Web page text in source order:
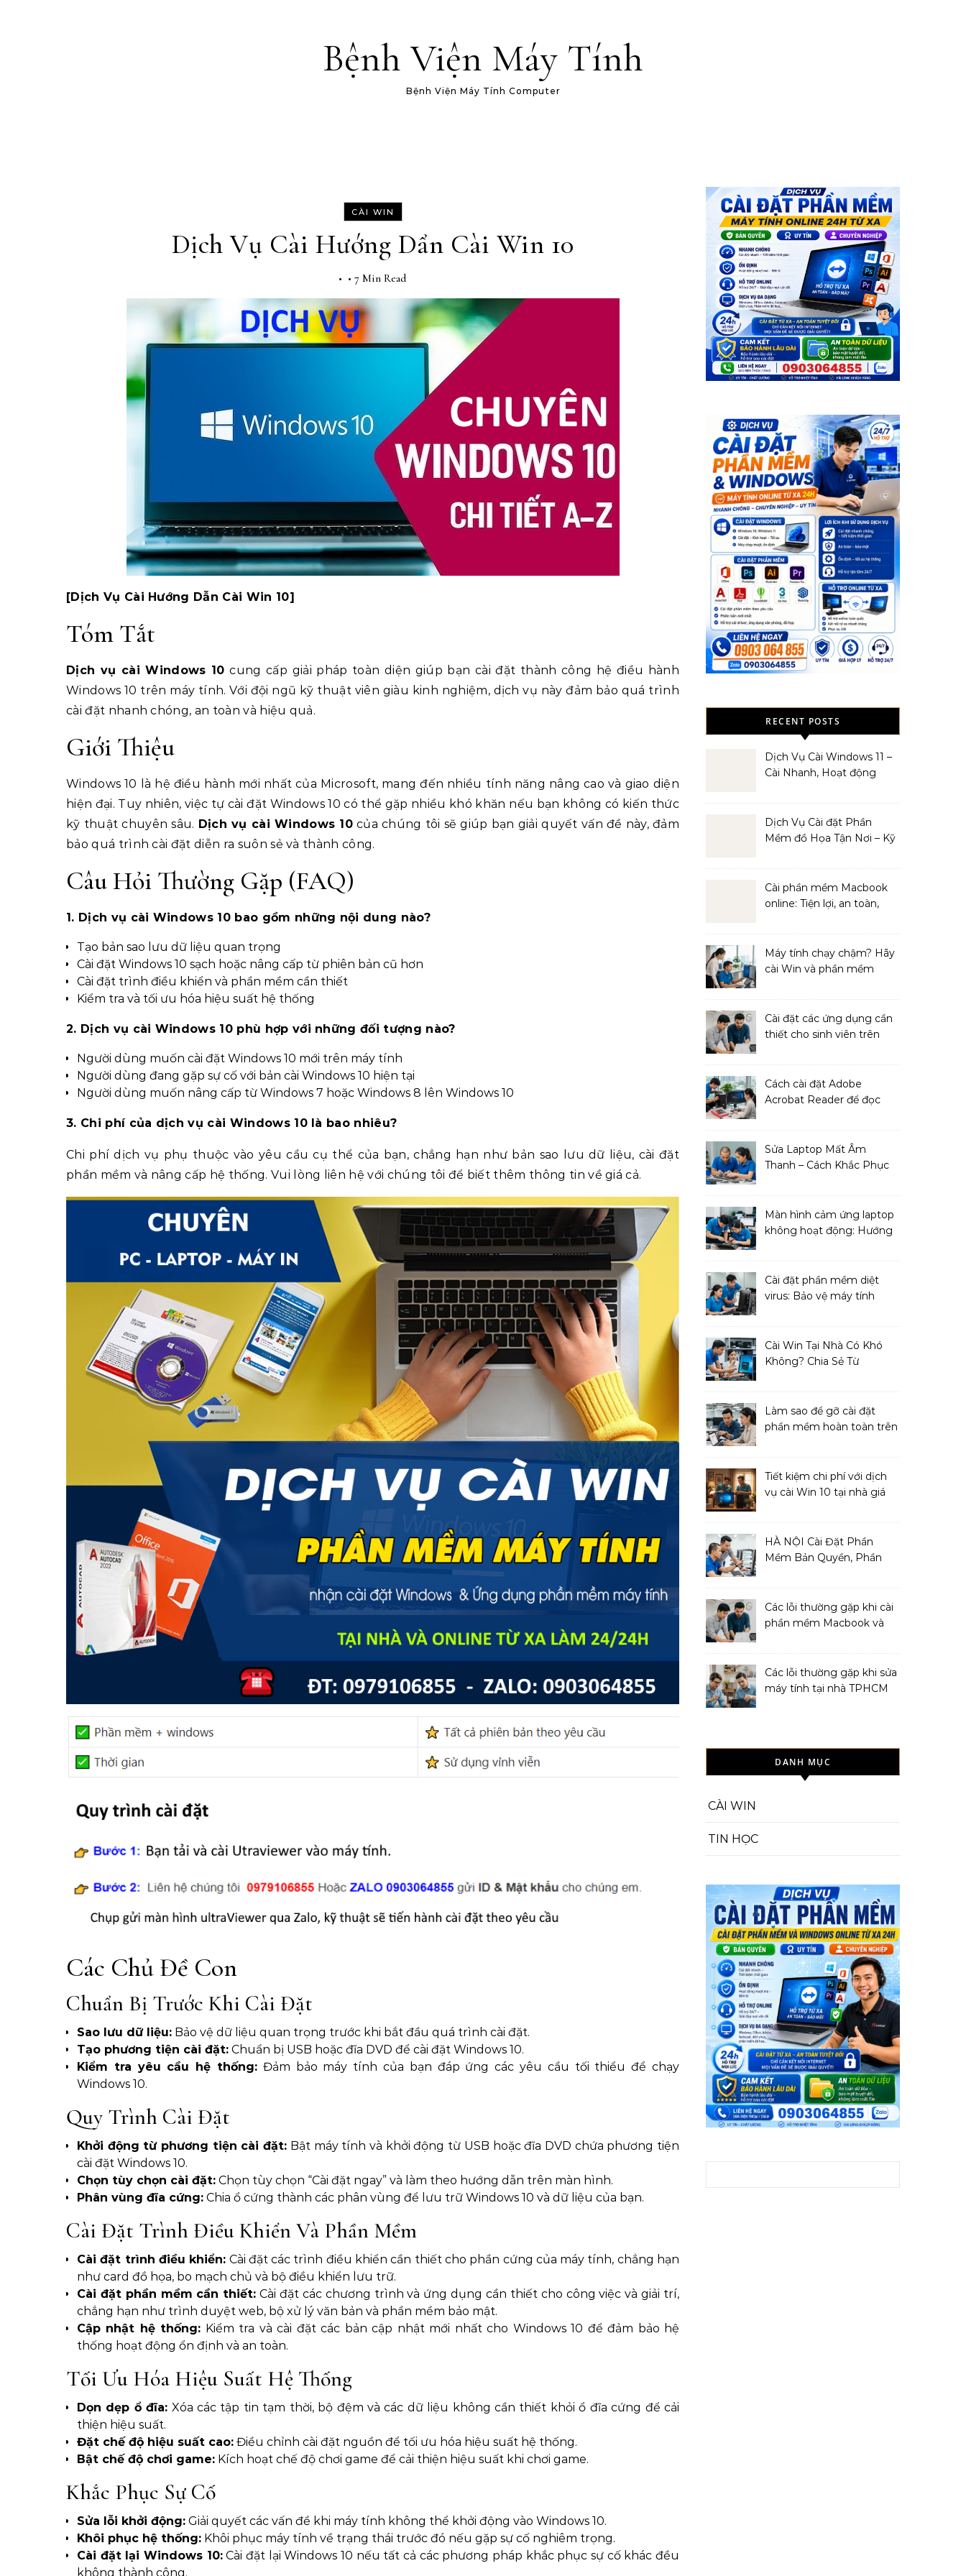
Bệnh Viện Máy Tính
Bệnh Viện Máy Tính Computer
CÀI WIN
Dịch Vụ Cài Hướng Dẩn Cài Win 10
• • 7 Min Read
[Dịch Vụ Cài Hướng Dẫn Cài Win 10]
Tóm Tắt
Dịch vụ cài Windows 10 cung cấp giải pháp toàn diện giúp bạn cài đặt thành công hệ điều hành
Windows 10 trên máy tính. Với đội ngũ kỹ thuật viên giàu kinh nghiệm, dịch vụ này đảm bảo quá trình
cài đặt nhanh chóng, an toàn và hiệu quả.
Giới Thiệu
Windows 10 là hệ điều hành mới nhất của Microsoft, mang đến nhiều tính năng nâng cao và giao diện
hiện đại. Tuy nhiên, việc tự cài đặt Windows 10 có thể gặp nhiều khó khăn nếu bạn không có kiến thức
kỹ thuật chuyên sâu. Dịch vụ cài Windows 10của chúng tôi sẽ giúp bạn giải quyết vấn đề này, đảm
bảo quá trình cài đặt diễn ra suôn sẻ và thành công.
Câu Hỏi Thường Gặp (FAQ)
1. Dịch vụ cài Windows 10 bao gồm những nội dung nào?
Tạo bản sao lưu dữ liệu quan trọng
Cài đặt Windows 10 sạch hoặc nâng cấp từ phiên bản cũ hơn
Cài đặt trình điều khiển và phần mềm cần thiết
Kiểm tra và tối ưu hóa hiệu suất hệ thống
2. Dịch vụ cài Windows 10 phù hợp với những đối tượng nào?
Người dùng muốn cài đặt Windows 10 mới trên máy tính
Người dùng đang gặp sự cố với bản cài Windows 10 hiện tại
Người dùng muốn nâng cấp từ Windows 7 hoặc Windows 8 lên Windows 10
3. Chi phí của dịch vụ cài Windows 10 là bao nhiêu?
Chi phí dịch vụ phụ thuộc vào yêu cầu cụ thể của bạn, chẳng hạn như bản sao lưu dữ liệu, cài đặt
phần mềm và nâng cấp hệ thống. Vui lòng liên hệ với chúng tôi để biết thêm thông tin về giá cả.
Các Chủ Đề Con
Chuẩn Bị Trước Khi Cài Đặt
Sao lưu dữ liệu: Bảo vệ dữ liệu quan trọng trước khi bắt đầu quá trình cài đặt.
Tạo phương tiện cài đặt: Chuẩn bị USB hoặc đĩa DVD để cài đặt Windows 10.
Kiểm tra yêu cầu hệ thống: Đảm bảo máy tính của bạn đáp ứng các yêu cầu tối thiểu để chạy
Windows 10.
Quy Trình Cài Đặt
Khởi động từ phương tiện cài đặt: Bật máy tính và khởi động từ USB hoặc đĩa DVD chứa phương tiện
cài đặt Windows 10.
Chọn tùy chọn cài đặt: Chọn tùy chọn “Cài đặt ngay” và làm theo hướng dẫn trên màn hình.
Phân vùng đĩa cứng: Chia ổ cứng thành các phân vùng để lưu trữ Windows 10 và dữ liệu của bạn.
Cài Đặt Trình Điều Khiển Và Phần Mềm
Cài đặt trình điều khiển: Cài đặt các trình điều khiển cần thiết cho phần cứng của máy tính, chẳng hạn
như card đồ họa, bo mạch chủ và bộ điều khiển lưu trữ.
Cài đặt phần mềm cần thiết: Cài đặt các chương trình và ứng dụng cần thiết cho công việc và giải trí,
chẳng hạn như trình duyệt web, bộ xử lý văn bản và phần mềm bảo mật.
Cập nhật hệ thống: Kiểm tra và cài đặt các bản cập nhật mới nhất cho Windows 10 để đảm bảo hệ
thống hoạt động ổn định và an toàn.
Tối Ưu Hóa Hiệu Suất Hệ Thống
Dọn dẹp ổ đĩa: Xóa các tập tin tạm thời, bộ đệm và các dữ liệu không cần thiết khỏi ổ đĩa cứng để cải
thiện hiệu suất.
Đặt chế độ hiệu suất cao: Điều chỉnh cài đặt nguồn để tối ưu hóa hiệu suất hệ thống.
Bật chế độ chơi game: Kích hoạt chế độ chơi game để cải thiện hiệu suất khi chơi game.
Khắc Phục Sự Cố
Sửa lỗi khởi động: Giải quyết các vấn đề khi máy tính không thể khởi động vào Windows 10.
Khôi phục hệ thống: Khôi phục máy tính về trạng thái trước đó nếu gặp sự cố nghiêm trọng.
Cài đặt lại Windows 10:Cài đặt lại Windows 10 nếu tất cả các phương pháp khắc phục sự cố khác đều
không thành công.
RECENT POSTS
Dịch Vụ Cài Windows 11 –
Cài Nhanh, Hoạt động
Dịch Vụ Cài đặt Phần
Mềm đồ Họa Tận Nơi – Kỹ
Cài phần mềm Macbook
online: Tiện lợi, an toàn,
Máy tính chạy chậm? Hãy
cài Win và phần mềm
Cài đặt các ứng dụng cần
thiết cho sinh viên trên
Cách cài đặt Adobe
Acrobat Reader để đọc
Sửa Laptop Mất Âm
Thanh – Cách Khắc Phục
Màn hình cảm ứng laptop
không hoạt động: Hướng
Cài đặt phần mềm diệt
virus: Bảo vệ máy tính
Cài Win Tại Nhà Có Khó
Không? Chia Sẻ Từ
Làm sao để gỡ cài đặt
phần mềm hoàn toàn trên
Tiết kiệm chi phí với dịch
vụ cài Win 10 tại nhà giá
HÀ NỘI Cài Đặt Phần
Mềm Bản Quyền, Phần
Các lỗi thường gặp khi cài
phần mềm Macbook và
Các lỗi thường gặp khi sửa
máy tính tại nhà TPHCM
DANH MỤC
CÀI WIN
TIN HỌC